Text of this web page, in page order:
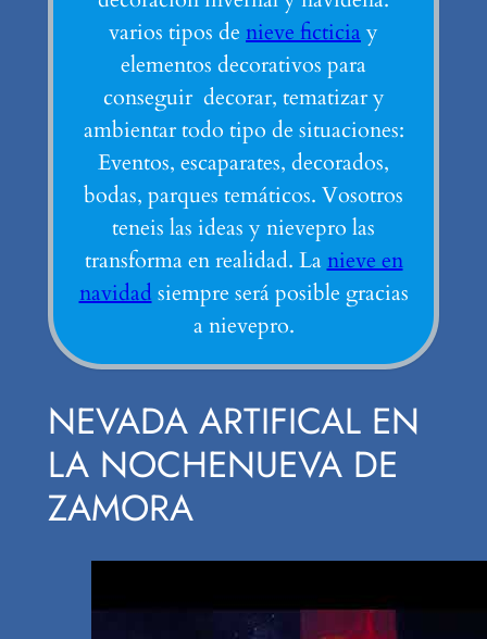
varios tipos de nieve ficticia y
elementos decorativos para
conseguir decorar, tematizar y
ambientar todo tipo de situaciones:
Eventos, escaparates, decorados,
bodas, parques temáticos. Vosotros
teneis las ideas y nievepro las
transforma en realidad. La nieve en
navidad siempre será posible gracias
a nievepro.
NEVADA ARTIFICAL EN
LA NOCHENUEVA DE
ZAMORA